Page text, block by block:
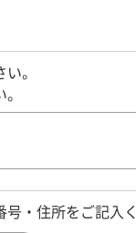
。
・住所をご記入く